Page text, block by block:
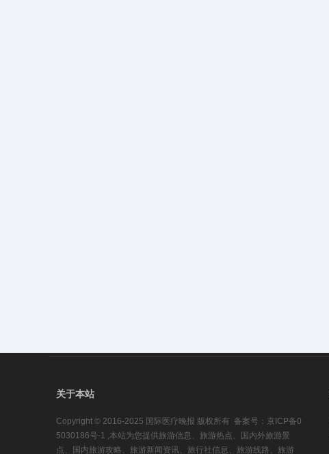
关于本站
Copyright © 2016-2025 国际医疗晚报 版权所有 备案号：京ICP备0
5030186号-1 ,本站为您提供旅游信息、旅游热点、国内外旅游景
点、国内旅游攻略、旅游新闻资讯、旅行社信息、旅游线路、旅游